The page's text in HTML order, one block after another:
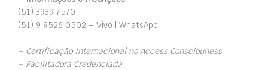
(51) 3939 7570
(51) 9 9526 0502 – Vivo | WhatsApp
– Certificação Internacional no Access Consciouness
– Facilitadora Credenciada